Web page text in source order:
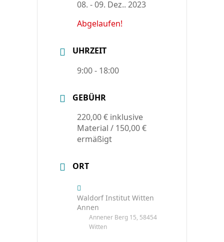
08. - 09. Dez.. 2023
Abgelaufen!
UHRZEIT
9:00 - 18:00
GEBÜHR
220,00 € inklusive
Material / 150,00 €
ermäßigt
ORT
Waldorf Institut Witten
Annen
Annener Berg 15, 58454
Witten